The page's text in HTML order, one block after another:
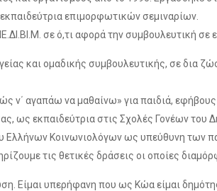
επιμορφωτικών σεμιναρίων.
σε ό,τι αφορά την συμβουλευτική σε
και ομαδικής συμβουλευτικής, σε δια
ν΄ αγαπάω να μαθαίνω» για παιδιά,
ως εκπαιδεύτρια στις Σχολές Γονέων του
Ελλήνων Κοινωνιολόγων ως υπεύθυνη των
τις θετικές δράσεις οι οποίες
Είμαι υπερήφανη που ως Κώα είμαι